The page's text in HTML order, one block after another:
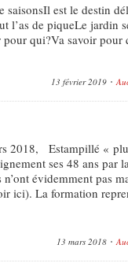
est le destin
l’as de piqueLe jardin
qui?Va savoir pour
13 février 2019
2018, Estampillé «
ses 48 ans par
évidemment pas
ici). La formation
13 mars 2018